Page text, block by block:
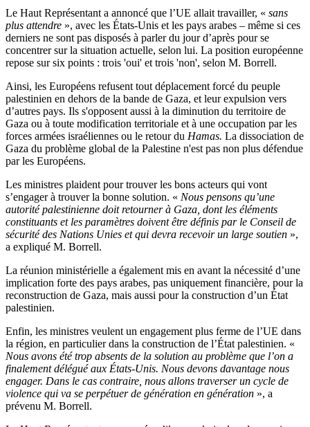
Le Haut Représentant a annoncé que l’UE allait travailler, « sans
plus attendre », avec les États-Unis et les pays arabes – même si ces
derniers ne sont pas disposés à parler du jour d’après pour se
concentrer sur la situation actuelle, selon lui. La position européenne
repose sur six points : trois 'oui' et trois 'non', selon M. Borrell.
Ainsi, les Européens refusent tout déplacement forcé du peuple
palestinien en dehors de la bande de Gaza, et leur expulsion vers
d’autres pays. Ils s'opposent aussi à la diminution du territoire de
Gaza ou à toute modification territoriale et à une occupation par les
forces armées israéliennes ou le retour du Hamas. La dissociation de
Gaza du problème global de la Palestine n'est pas non plus défendue
par les Européens.
Les ministres plaident pour trouver les bons acteurs qui vont
s’engager à trouver la bonne solution. « Nous pensons qu’une
autorité palestinienne doit retourner à Gaza, dont les éléments
constituants et les paramètres doivent être définis par le Conseil de
sécurité des Nations Unies et qui devra recevoir un large soutien »,
a expliqué M. Borrell.
La réunion ministérielle a également mis en avant la nécessité d’une
implication forte des pays arabes, pas uniquement financière, pour la
reconstruction de Gaza, mais aussi pour la construction d’un État
palestinien.
Enfin, les ministres veulent un engagement plus ferme de l’UE dans
la région, en particulier dans la construction de l’État palestinien. «
Nous avons été trop absents de la solution au problème que l’on a
finalement délégué aux États-Unis. Nous devons davantage nous
engager. Dans le cas contraire, nous allons traverser un cycle de
violence qui va se perpétuer de génération en génération », a
prévenu M. Borrell.